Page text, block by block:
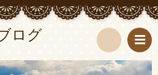
ログ
検